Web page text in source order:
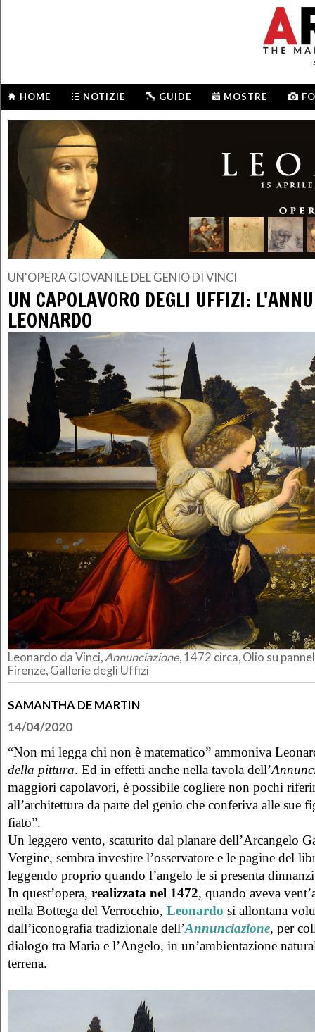
HOME NOTIZIE GUIDE MOSTRE
UN'OPERA GIOVANILE DEL GENIO DI VINCI
UN CAPOLAVORO DEGLI UFFIZI:
LEONARDO
Leonardo da Vinci,Annunciazione, 1472 circa, Olio su
Firenze, Gallerie degli Uffizi
SAMANTHA DE MARTIN
14/04/2020
“Non mi legga chi non è matematico” ammoniva
della pittura. Ed in effetti anche nella tavola dell’
maggiori capolavori, è possibile cogliere non pochi
all’architettura da parte del genio che conferiva alle sue
fiato”.
Un leggero vento, scaturito dal planare dell’Arcangelo
Vergine, sembra investire l’osservatore e le pagine del
leggendo proprio quando l’angelo le si presenta
In quest’opera, realizzata nel 1472, quando aveva
nella Bottega del Verrocchio, Leonardo si allontana
dall’iconografia tradizionale dell’Annunciazione, per
dialogo tra Maria e l’Angelo, in un’ambientazione
terrena.